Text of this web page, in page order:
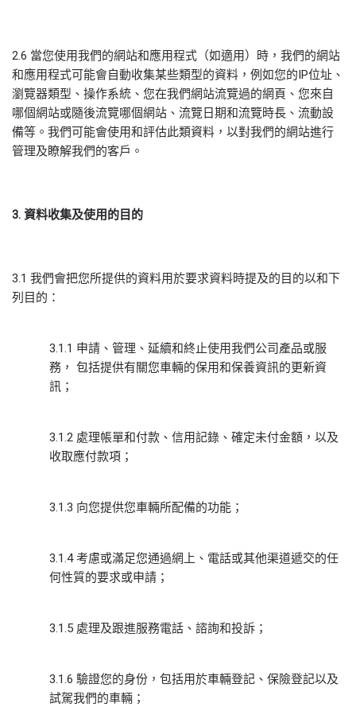
2.6 當您使用我們的網站和應用程式（如適用）時，我們的網站
和應用程式可能會自動收集某些類型的資料，例如您的IP位址、
瀏覽器類型、操作系統、您在我們網站流覽過的網頁、您來自
哪個網站或隨後流覽哪個網站、流覽日期和流覽時長、流動設
備等。我們可能會使用和評估此類資料，以對我們的網站進行
管理及瞭解我們的客戶。
3. 資料收集及使用的目的
3.1 我們會把您所提供的資料用於要求資料時提及的目的以和下
列目的：
3.1.1 申請、管理、延續和終止使用我們公司產品或服
務， 包括提供有關您車輛的保用和保養資訊的更新資
訊；
3.1.2 處理帳單和付款、信用記錄、確定未付金額，以及
收取應付款項；
3.1.3 向您提供您車輛所配備的功能；
3.1.4 考慮或滿足您通過網上、電話或其他渠道遞交的任
何性質的要求或申請；
3.1.5 處理及跟進服務電話、諮詢和投訴；
3.1.6 驗證您的身份，包括用於車輛登記、保險登記以及
試駕我們的車輛；